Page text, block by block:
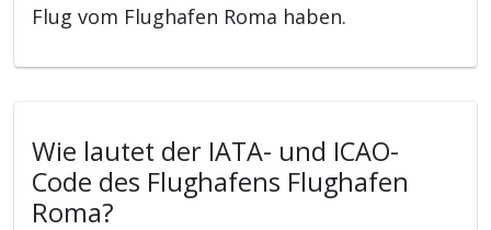
Flug vom Flughafen Roma haben.
Wie lautet der IATA- und ICAO-
Code des Flughafens Flughafen
Roma?